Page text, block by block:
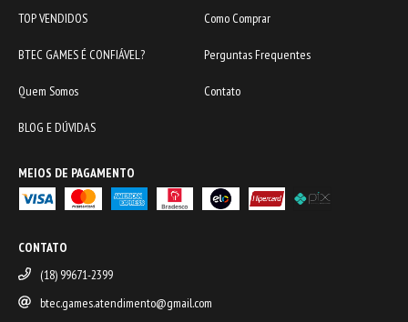
TOP VENDIDOS Como Comprar
BTEC GAMES É CONFIÁVEL? Perguntas Frequentes
Quem Somos Contato
BLOG E DÚVIDAS
MEIOS DE PAGAMENTO
CONTATO
(18) 99671-2399
btec.games.atendimento@gmail.com